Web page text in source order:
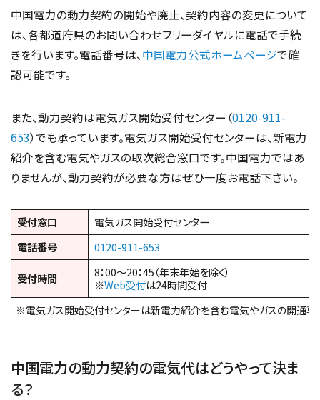
中国電力の動力契約の開始や廃止、契約内容の変更について
は、各都道府県のお問い合わせフリーダイヤルに電話で手続
きを行います。電話番号は、中国電力公式ホームページで確
認可能です。
また、動力契約は電気ガス開始受付センター（0120-911-
653）でも承っています。電気ガス開始受付センターは、新電力
紹介を含む電気やガスの取次総合窓口です。中国電力ではあ
りませんが、動力契約が必要な方はぜひ一度お電話下さい。
受付窓口
電気ガス開始受付センター
電話番号
0120-911-653
受付時間
8：00～20：45（年末年始を除く）
※Web受付は24時間受付
※電気ガス開始受付センターは新電力紹介を含む電気やガスの開通専
中国電力の動力契約の電気代はどうやって決ま
る？